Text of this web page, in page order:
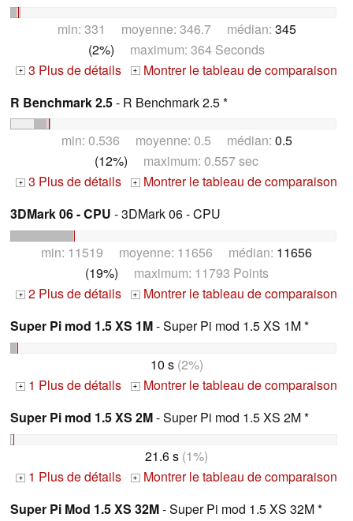
min: 331 moyenne: 346.7 médian: 345
(2%) maximum: 364 Seconds
+ 3 Plus de détails + Montrer le tableau de comparaison
R Benchmark 2.5- R Benchmark 2.5 *
min: 0.536 moyenne: 0.5 médian: 0.5
(12%) maximum: 0.557 sec
+ 3 Plus de détails + Montrer le tableau de comparaison
3DMark 06 - CPU - 3DMark 06 - CPU
min: 11519 moyenne: 11656 médian: 11656
(19%) maximum: 11793 Points
+ 2 Plus de détails + Montrer le tableau de comparaison
Super Pi mod 1.5 XS 1M- Super Pi mod 1.5 XS 1M *
10 s(2%)
+ 1 Plus de détails + Montrer le tableau de comparaison
Super Pi mod 1.5 XS 2M- Super Pi mod 1.5 XS 2M *
21.6 s (1%)
+ 1 Plus de détails + Montrer le tableau de comparaison
Super Pi Mod 1.5 XS 32M- Super Pi mod 1.5 XS 32M *